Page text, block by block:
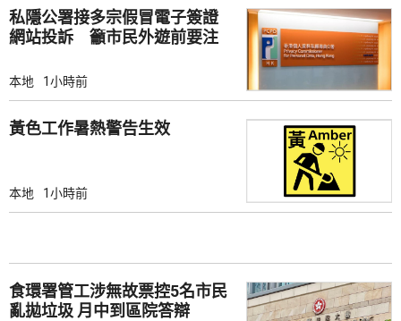
私隱公署接多宗假冒電子簽證
網站投訴 籲市民外遊前要注
本地 1小時前
黃色工作暑熱警告生效
本地 1小時前
食環署管工涉無故票控5名市民
亂拋垃圾 月中到區院答辯